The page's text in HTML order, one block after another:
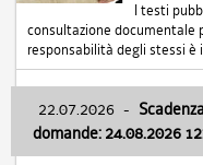
I testi
consultazione documentale
responsabilità degli stessi è
22.07.2026 -
domande: 24.08.2026